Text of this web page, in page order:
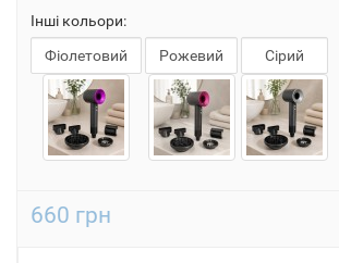
Інші кольори:
Фіолетовий
Рожевий Сірий
660 грн